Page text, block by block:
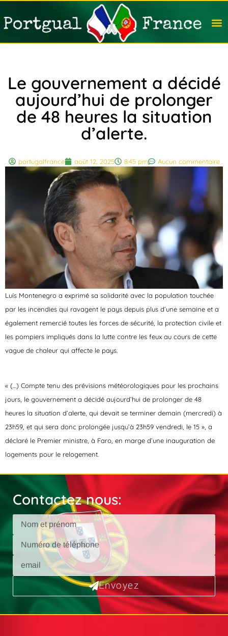
Le gouvernement a décidé
aujourd’hui de prolonger
de 48 heures la situation
d’alerte.
portugalfrance août 12, 2025 8:45 pm Aucun commentaire
Luís Montenegro a exprimé sa solidarité avec la population touchée
par les incendies qui ravagent le pays depuis plus d’une semaine et a
également remercié toutes les forces de sécurité, la protection civile et
les pompiers impliqués dans la lutte contre les feux au cours de cette
vague de chaleur qui affecte le pays.
« (…) Compte tenu des prévisions météorologiques pour les prochains
jours, le gouvernement a décidé aujourd’hui de prolonger de 48
heures la situation d’alerte, qui devait se terminer demain (mercredi) à
23h59, et qui sera donc prolongée jusqu’à 23h59 vendredi, le 15 », a
déclaré le Premier ministre, à Faro, en marge d’une inauguration de
logements pour le relogement.
Contactez nous:
Envoyez